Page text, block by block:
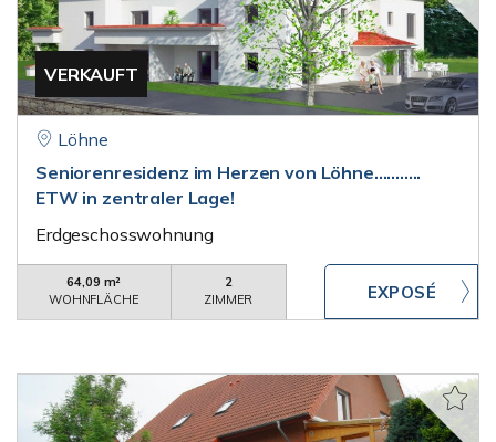
VERKAUFT
Löhne
Seniorenresidenz im Herzen von Löhne...........
ETW in zentraler Lage!
Erdgeschosswohnung
64,09 m²
WOHNFLÄCHE
2
ZIMMER